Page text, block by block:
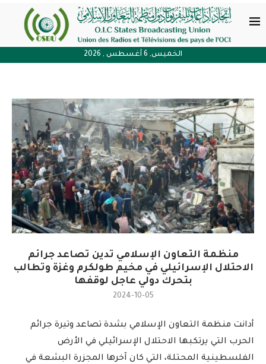
الخميس, 6 أغسطس , 2026
منظمة التعاون الإسلامي تدين تصاعد جرائم
الاحتلال الإسرائيلي في مخيم طولكرم وغزة وتطالب
بتحرك دولي عاجل لوقفها
2024-10-05
أدانت منظمة التعاون الإسلامي بشدة تصاعد وتيرة جرائم
الحرب التي يرتكبها الاحتلال الإسرائيلي في الأرض
الفلسطينية المحتلة، التي كان آخرها المجزرة البشعة في